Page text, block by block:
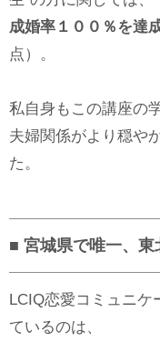
成婚率１００％を達
点）。
私自身もこの講座の
夫婦関係がより穏や
た。
■ 宮城県で唯一、
LCIQ恋愛コミュニ
ているのは、